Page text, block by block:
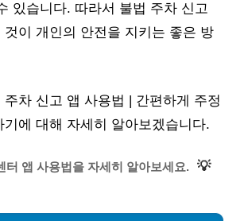
있습니다. 따라서 불법 주차 신고
것이 개인의 안전을 지키는 좋은 방
주차 신고 앱 사용법 | 간편하게 주정
기에 대해 자세히 알아보겠습니다.
터 앱 사용법을 자세히 알아보세요. 💡